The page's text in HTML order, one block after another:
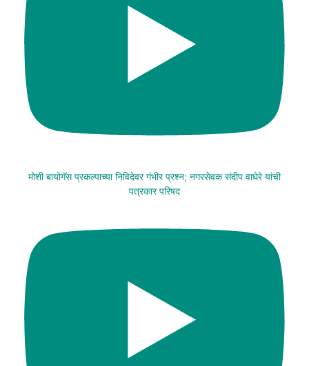
मोशी बायोगॅस प्रकल्पाच्या निविदेवर गंभीर प्रश्न; नगरसेवक संदीप वाघेरे यांची
पत्रकार परिषद